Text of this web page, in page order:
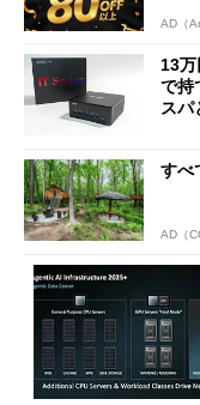
AD（
13
で持
スパ
すべ
AD（